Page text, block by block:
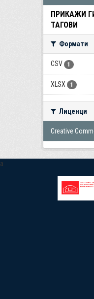
ПРИКАЖИ
ТАГОВИ
Формати
CSV 1
XLSX 1
Лиценци
Creative
a